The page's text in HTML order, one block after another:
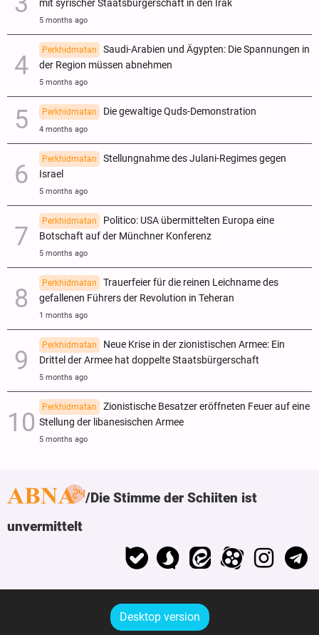
mit syrischer Staatsbürgerschaft in den Irak
5 months ago
Perkhidmatan
Saudi-Arabien und Ägypten: Die Spannungen in
der Region müssen abnehmen
5 months ago
Perkhidmatan Die gewaltige Quds-Demonstration
4 months ago
Perkhidmatan
Stellungnahme des Julani-Regimes gegen
Israel
5 months ago
Perkhidmatan
Politico: USA übermittelten Europa eine
Botschaft auf der Münchner Konferenz
5 months ago
Perkhidmatan
Trauerfeier für die reinen Leichname des
gefallenen Führers der Revolution in Teheran
1 months ago
Perkhidmatan
Neue Krise in der zionistischen Armee: Ein
Drittel der Armee hat doppelte Staatsbürgerschaft
5 months ago
Perkhidmatan
Zionistische Besatzer eröffneten Feuer auf eine
Stellung der libanesischen Armee
5 months ago
Die Stimme der Schiiten ist
unvermittelt
Desktop version